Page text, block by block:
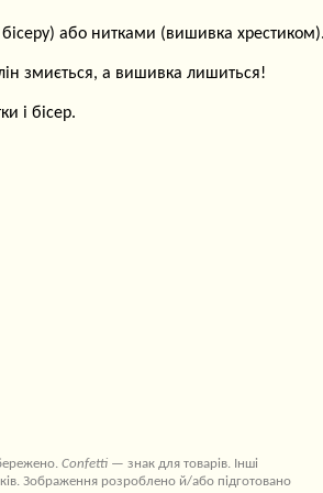
або нитками (вишивка
змиється, а вишивка лишиться!
і бісер.
Confetti— знак для товарів. Інші
Зображення розроблено й/або підготовано